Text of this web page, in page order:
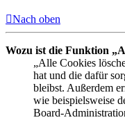
Nach oben
Wozu ist die Funktion
„Alle Cookies
hat und die dafür
bleibst. Außerdem
wie beispielsweise
Board-